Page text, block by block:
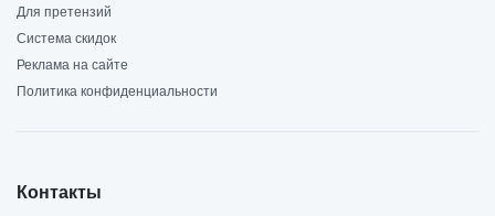
Для претензий
Система скидок
Реклама на сайте
Политика конфиденциальности
Контакты